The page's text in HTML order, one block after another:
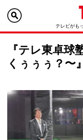
テレビがも
『テレ東卓球
くぅぅぅ？〜』